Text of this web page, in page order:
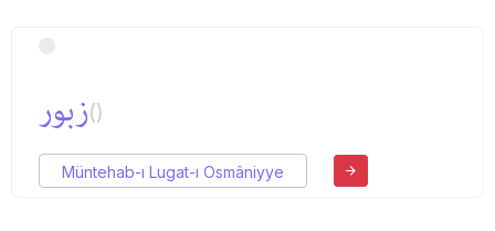
زبور()
Müntehab-ı Lugat-ı Osmâniyye